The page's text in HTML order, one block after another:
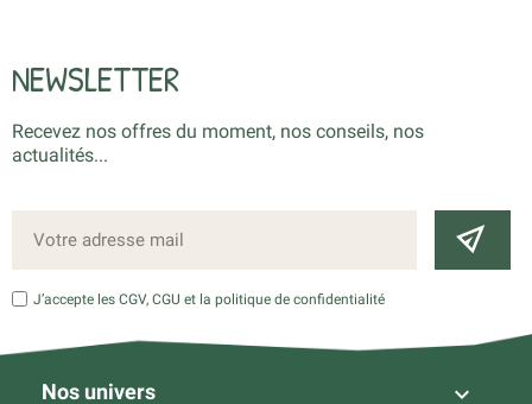
NEWSLETTER
Recevez nos offres du moment, nos conseils, nos
actualités...
J’accepte les CGV, CGU et la politique de confidentialité
Nos univers 